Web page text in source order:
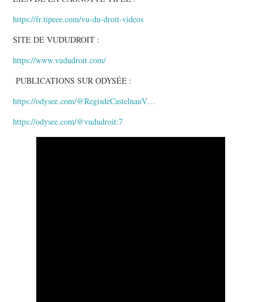
https://fr.tipeee.com/vu-du-droit-videos
SITE DE VUDUDROIT :
https://www.vududroit.com/
PUBLICATIONS SUR ODYSÉE :
https://odysee.com/@RegisdeCastelnauV…
https://odysee.com/@vududroit:7